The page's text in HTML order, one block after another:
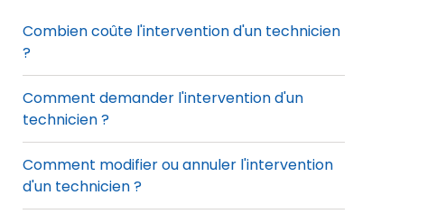
Combien coûte l'intervention d'un technicien
?
Comment demander l'intervention d'un
technicien ?
Comment modifier ou annuler l'intervention
d'un technicien ?